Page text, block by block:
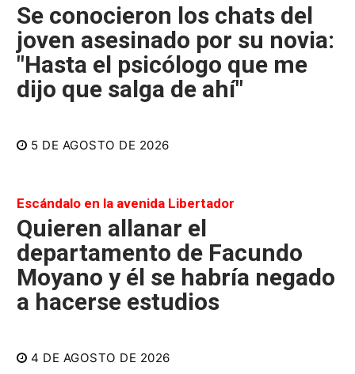
Se conocieron los chats del
joven asesinado por su novia:
"Hasta el psicólogo que me
dijo que salga de ahí"
5 DE AGOSTO DE 2026
Escándalo en la avenida Libertador
Quieren allanar el
departamento de Facundo
Moyano y él se habría negado
a hacerse estudios
4 DE AGOSTO DE 2026